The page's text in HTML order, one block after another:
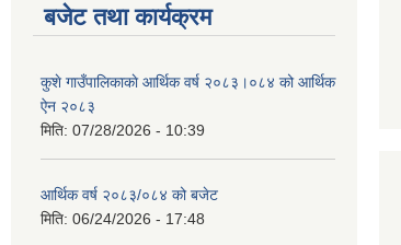
बजेट तथा कार्यक्रम
कुशे गाउँपालिकाकाे आर्थिक वर्ष २०८३।०८४ को आर्थिक
ऐन २०८३
मिति: 07/28/2026 - 10:39
आर्थिक वर्ष २०८३/०८४ को बजेट
मिति: 06/24/2026 - 17:48